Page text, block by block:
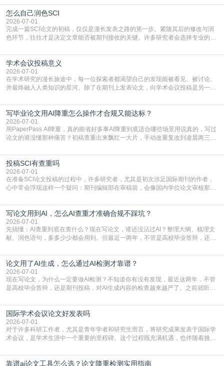
战与困惑。从选题立意到投稿回应，每一步都需要精心的策略与扎实的工作。本
篇AEIC学术交流中心小编就为大家介绍“发SCI文章”。一、精准定位是成功的第
一步发表SCI文章，首要解决的问题是“投
怎么自己润色SCI
2026-07-01
完成一篇SCI论文的初稿，仅仅是漫长发表之路的第一步。紧随其后的修改与润
色环节，往往才是决定文章能否被期刊接收的关键。许多研究者会选择专业的语
质量，更能在此过程中深化对学术写作的理解。如何系统、高效地打磨自己的论
文，使其在语言和学术表达上更符合国际期刊的要求，是每位研究者值得投入学
习的技能。本篇AEIC学术交流中心小编就为大家介
学术会议投稿意义
2026-07-01
在学术研究的漫长旅途中，每一位探索者都渴望自己的发现能被看见、被讨论、
并最终融入人类知识的星河。除了在期刊上发表论文，向学术会议投稿是另一个
广阔学术天地的大门，连接着个体研究与社会网络。本篇AEIC学术交流中心小编
就为大家介绍“学术会议投稿意义”。一、加速研究成果的传播与反馈学术会议通
常具有周期短、时效性强的特点。相比期刊漫长的
写毕业论文用AI降重怎么操作才合规又能达标？
2026-07-01
用PaperPass AI降重，真的能省好多事AI降重到底适合哪些场景用说真的，写过
论文的谁没懂那种痛苦？初稿查重出来飘红一大片，手动改重复改到凌晨两三
到秃头。这时候靠谱的AI降重真的就是救命稻草，选对工具，半天就能搞定你两
三天都做不完的事。不是所有人都需要用AI降重，但如果你符合下面这些场景，
真的可以试试：初稿写完重复率远超要
投稿SCI有查重吗
2026-07-01
在准备SCI论文投稿的过程中，许多研究者，尤其是初次涉足国际期刊的作者，
心中常会浮现这样一个疑问：期刊编辑部在审稿前，会像国内学位论文审核那
论文的初审通过率。实际上，SCI期刊对重复内容的审查是严谨投稿流程中不可
或缺的一环。本篇AEIC学术交流中心小编就为大家介绍“投稿SCI有查重吗”。
一、查重是标准流程答案是明确的：绝大多数S
写论文用到AI，怎么AI查重才准确合规不踩坑？
2026-07-01
先搞懂：AI查重到底在查什么？现在写论文，谁还没沾过AI？整理大纲、梳理文
献、润色语句，多多少少都会用到。但最近一两年，不管是高校毕业答辩，还是
须加做AI查重。很多人分不清，AI查重和普通查重到底有啥区别？这里说透：普
通查重查的是你的文字和已公开文献的重复比例，防的是抄袭；AI查重查的是你
的内容里，有多少是AI生成的，防的是过
论文用了AI生成，怎么通过AI检测才靠谱？
2026-07-01
现在写论文，为什么一定要做AI检测？不知道你有没有发现，最近这两年，不管
是高校毕业答辩，还是期刊投稿，对AI生成内容的检查越来越严了。之前就听身
要求修改，还差点被判定学术不规范，真的太冤了。现在国内多数高校和核心期
刊，都已经明确出台了相关规定：如果使用AI生成内容辅助写作，必须明确标
注，未标注的AI生成内容会被认定为不符合学
国际学术会议论文好发表吗
2026-07-01
对于许多科研工作者，尤其是青年学者和研究生而言，将研究成果发表于国际学
术会议，是学术生涯中一个重要的里程碑。这个过程既充满机遇，也伴随着挑
疑问：国际学术会议论文到底好不好发表？其价值和难度究竟如何衡量。本篇
AEIC学术交流中心小编就为大家介绍“国际学术会议论文好发表吗”。一、会议论
靠谱ai论文工具怎么选？论文降重检测实用指南